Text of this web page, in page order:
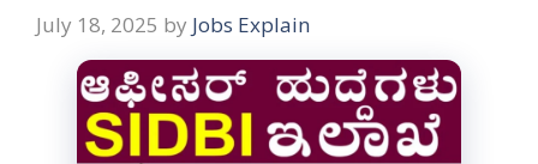
July 18, 2025 by Jobs Explain